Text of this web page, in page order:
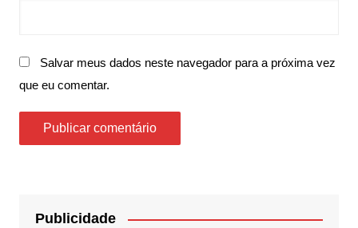
Salvar meus dados neste navegador para a próxima vez
que eu comentar.
Publicidade